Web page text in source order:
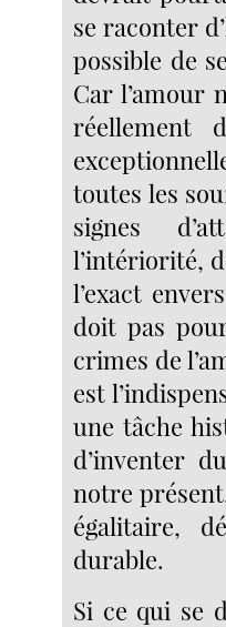
se raconter
possible de
Car l’amour
réellement
toutes les
signes
l’intériorité,
l’exact
doit pas
crimes de
est
une tâche
d’inventer
notre
égalitaire,
durable.
Si ce qui se